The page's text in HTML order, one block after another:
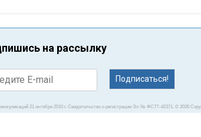
на рассылку
Подписаться!
21 октября 2010 г. Свидетельство о регистрации Эл № ФС77–42371. © 2026